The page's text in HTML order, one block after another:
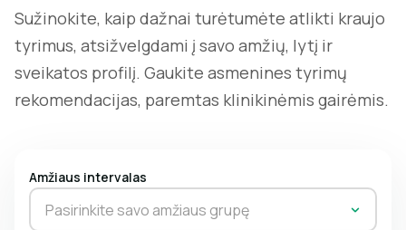
Sužinokite, kaip dažnai turėtumėte atlikti kraujo
tyrimus, atsižvelgdami į savo amžių, lytį ir
sveikatos profilį. Gaukite asmenines tyrimų
rekomendacijas, paremtas klinikinėmis gairėmis.
Amžiaus intervalas
Pasirinkite savo amžiaus grupę